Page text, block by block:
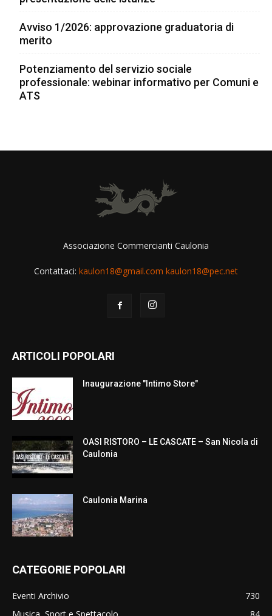
Avviso 1/2026: approvazione graduatoria di
merito
Potenziamento del servizio sociale
professionale: webinar informativo per Comuni e
ATS
Associazione Commercianti Caulonia
Contattaci: kaulon18@gmail.com kaulon18@pec.net
ARTICOLI POPOLARI
Inaugurazione "Intimo Store"
OASI RISTORO – LE CASCATE – San Nicola di
Caulonia
Caulonia Marina
CATEGORIE POPOLARI
Eventi Archivio
730